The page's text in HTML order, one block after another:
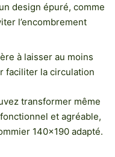
design épuré, comme
l’encombrement
à laisser au moins
faciliter la circulation
transformer même
et agréable,
140×190 adapté.